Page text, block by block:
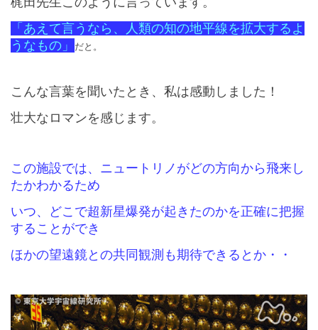
「あえて言うなら、人類の知の地平線を拡大するよ
うなもの」
だと。
こんな言葉を聞いたとき、私は感動しました！
壮大なロマンを感じます。
この施設では、ニュートリノがどの方向から飛来し
たかわかるため
いつ、どこで超新星爆発が起きたのかを正確に把握
することができ
ほかの望遠鏡との共同観測も期待できるとか・・